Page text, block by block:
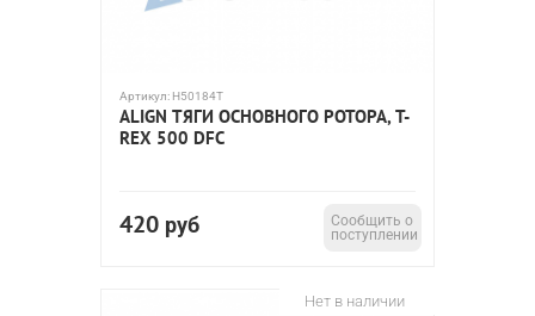
Артикул: H50184T
ALIGN ТЯГИ ОСНОВНОГО РОТОРА, T-
REX 500 DFC
420 руб
Сообщить о
поступлении
Нет в наличии